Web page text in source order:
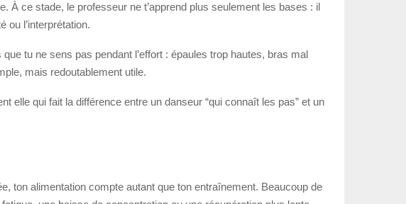
À ce stade, le professeur ne t’apprend plus seulement les bases : il
ou l’interprétation.
tu ne sens pas pendant l’effort : épaules trop hautes, bras mal
mais redoutablement utile.
elle qui fait la différence entre un danseur “qui connaît les pas” et un
ton alimentation compte autant que ton entraînement. Beaucoup de